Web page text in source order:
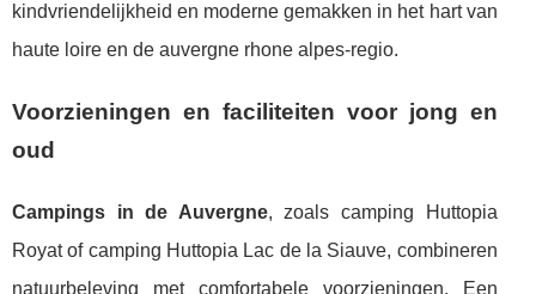
kindvriendelijkheid en moderne gemakken in het hart van
haute loire en de auvergne rhone alpes-regio.
Voorzieningen en faciliteiten voor jong en
oud
Campings in de Auvergne, zoals camping Huttopia
Royat of camping Huttopia Lac de la Siauve, combineren
natuurbeleving met comfortabele voorzieningen. Een